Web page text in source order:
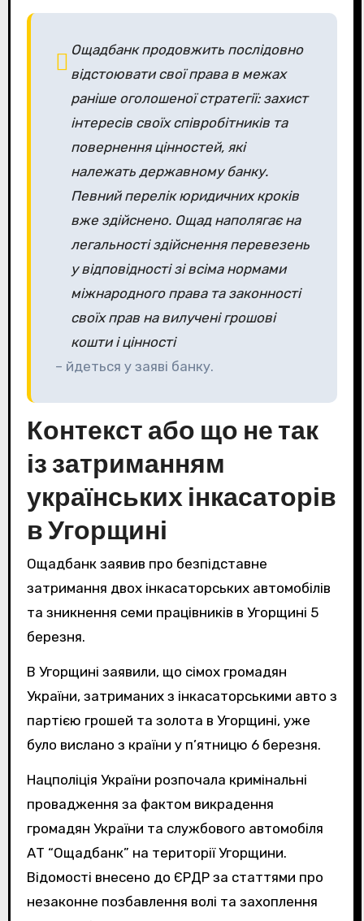
Ощадбанк продовжить послідовно
відстоювати свої права в межах
раніше оголошеної стратегії: захист
інтересів своїх співробітників та
повернення цінностей, які
належать державному банку.
Певний перелік юридичних кроків
вже здійснено. Ощад наполягає на
легальності здійснення перевезень
у відповідності зі всіма нормами
міжнародного права та законності
своїх прав на вилучені грошові
кошти і цінності
– йдеться у заяві банку.
Контекст або що не так
із затриманням
українських інкасаторів
в Угорщині
Ощадбанк заявив про безпідставне
затримання двох інкасаторських автомобілів
та зникнення семи працівників в Угорщині 5
березня.
В Угорщині заявили, що сімох громадян
України, затриманих з інкасаторськими авто з
партією грошей та золота в Угорщині, уже
було вислано з країни у п’ятницю 6 березня.
Нацполіція України розпочала кримінальні
провадження за фактом викрадення
громадян України та службового автомобіля
АТ “Ощадбанк” на території Угорщини.
Відомості внесено до ЄРДР за статтями про
незаконне позбавлення волі та захоплення